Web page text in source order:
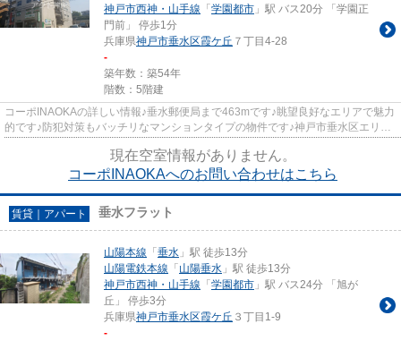
神戸市西神・山手線 「 学園都市 」駅 バス20分 「学園正
門前」 停歩1分
兵庫県神戸市垂水区霞ケ丘 ７丁目4-28
-
築年数：築54年
階数：5階建
コーポINAOKAの詳しい情報♪垂水郵便局まで463mです♪眺望良好なエリアで魅力
的です♪防犯対策もバッチリなマンションタイプの物件です♪神戸市垂水区エリア
現在空室情報がありません。
コーポINAOKAへのお問い合わせはこちら
賃貸｜アパート 垂水フラット
山陽本線 「 垂水 」駅 徒歩13分
山陽電鉄本線 「 山陽垂水 」駅 徒歩13分
神戸市西神・山手線 「 学園都市 」駅 バス24分 「旭が
丘」 停歩3分
兵庫県神戸市垂水区霞ケ丘 ３丁目1-9
-